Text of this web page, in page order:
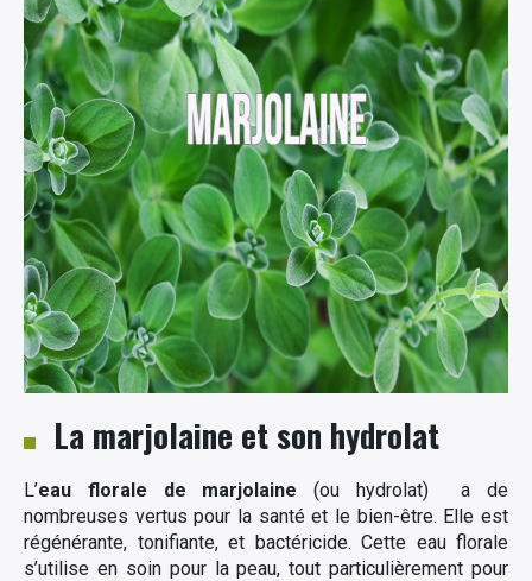
La marjolaine et son hydrolat
L’eau florale de marjolaine (ou hydrolat) a de
nombreuses vertus pour la santé et le bien-être. Elle est
régénérante, tonifiante, et bactéricide. Cette eau florale
s’utilise en soin pour la peau, tout particulièrement pour